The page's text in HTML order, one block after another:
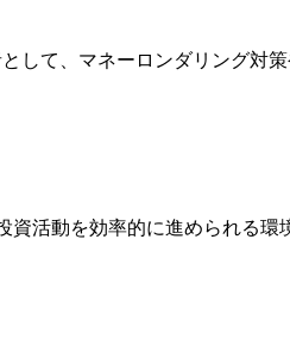
して、マネーロンダリング対
活動を効率的に進められる環